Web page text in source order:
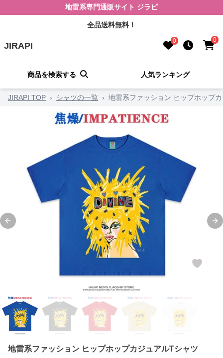
地雷系専門通販サイト ジラピ
全品送料無料！
JIRAPI 0 0
商品を検索する 人気ランキング
JIRAPI TOP › シャツの一覧 › 地雷系ファッション ヒップホップ
Previous slide
地雷系ファッション ヒップホップカジュアルTシャツ